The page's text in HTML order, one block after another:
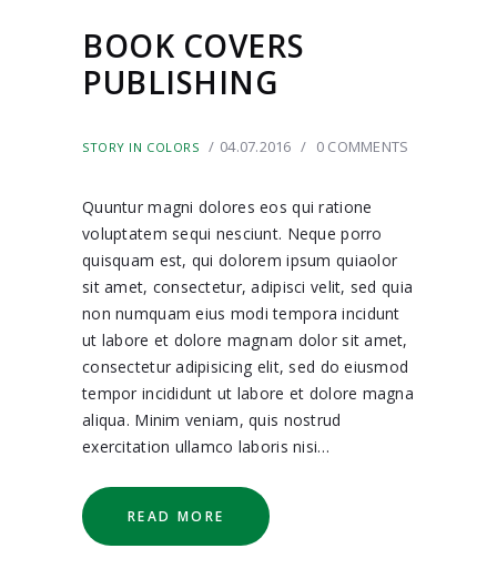
BOOK COVERS
PUBLISHING
STORY IN COLORS 04.07.2016 0 COMMENTS
Quuntur magni dolores eos qui ratione
voluptatem sequi nesciunt. Neque porro
quisquam est, qui dolorem ipsum quiaolor
sit amet, consectetur, adipisci velit, sed quia
non numquam eius modi tempora incidunt
ut labore et dolore magnam dolor sit amet,
consectetur adipisicing elit, sed do eiusmod
tempor incididunt ut labore et dolore magna
aliqua. Minim veniam, quis nostrud
exercitation ullamco laboris nisi…
READ MORE